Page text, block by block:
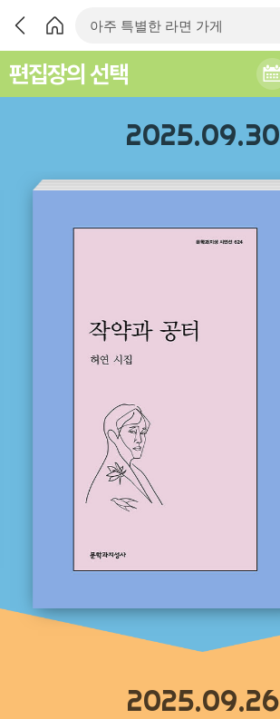
편집장의 선택
2025.09.30
2025.09.26